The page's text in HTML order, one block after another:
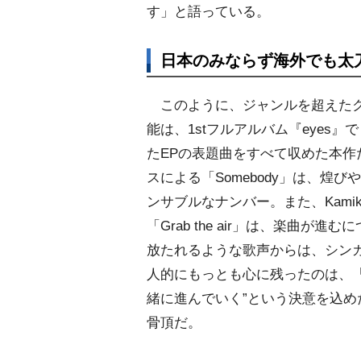
す」と語っている。
日本のみならず海外でも
このように、ジャンルを超えた
能は、1stフルアルバム『eyes』
たEPの表題曲をすべて収めた本
スによる「Somebody」は、煌び
ンサブルなナンバー。また、
「Grab the air」は、楽曲が進む
放たれるような歌声からは、シン
人的にもっとも心に残ったのは、
緒に進んでいく”という決意を込
骨頂だ。